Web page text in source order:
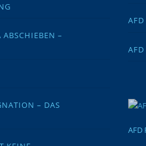
–
– DAS
AFD
AFD
AFD